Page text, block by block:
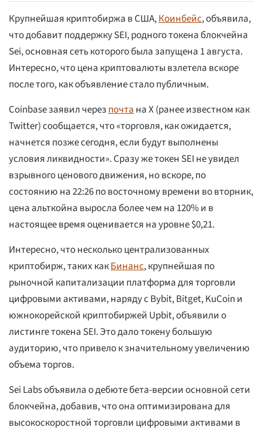
Крупнейшая криптобиржа в США,Коинбейс, объявила,
что добавит поддержку SEI, родного токена блокчейна
Sei, основная сеть которого была запущена 1 августа.
Интересно, что цена криптовалюты взлетела вскоре
после того, как объявление стало публичным.
Coinbase заявил черезпочтана X (ранее известном как
Twitter) сообщается, что «торговля, как ожидается,
начнется позже сегодня, если будут выполнены
условия ликвидности». Сразу же токен SEI не увидел
взрывного ценового движения, но вскоре, по
состоянию на 22:26 по восточному времени во вторник,
цена альткойна выросла более чем на 120% и в
настоящее время оценивается на уровне $0,21.
Интересно, что несколько централизованных
криптобирж, таких какБинанс, крупнейшая по
рыночной капитализации платформа для торговли
цифровыми активами, наряду с Bybit, Bitget, KuCoin и
южнокорейской криптобиржей Upbit, объявили о
листинге токена SEI. Это дало токену большую
аудиторию, что привело к значительному увеличению
объема торгов.
Sei Labs объявила о дебюте бета-версии основной сети
блокчейна, добавив, что она оптимизирована для
высокоскоростной торговли цифровыми активами в